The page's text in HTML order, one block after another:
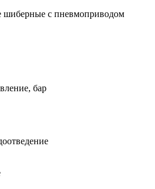
шиберные с пневмоприводом
бар